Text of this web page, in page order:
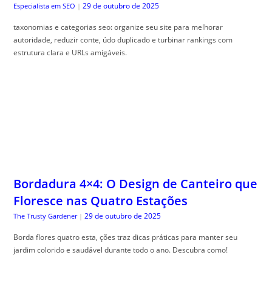
Especialista em SEO | 29 de outubro de 2025
taxonomias e categorias seo: organize seu site para melhorar
autoridade, reduzir conte, údo duplicado e turbinar rankings com
estrutura clara e URLs amigáveis.
Bordadura 4×4: O Design de Canteiro que
Floresce nas Quatro Estações
The Trusty Gardener | 29 de outubro de 2025
Borda flores quatro esta, ções traz dicas práticas para manter seu
jardim colorido e saudável durante todo o ano. Descubra como!